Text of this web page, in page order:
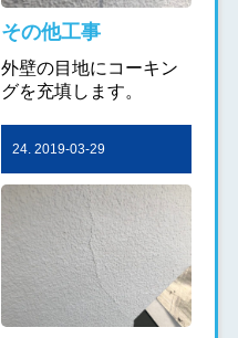
その他工事
外壁の目地にコーキン
グを充填します。
24. 2019-03-29